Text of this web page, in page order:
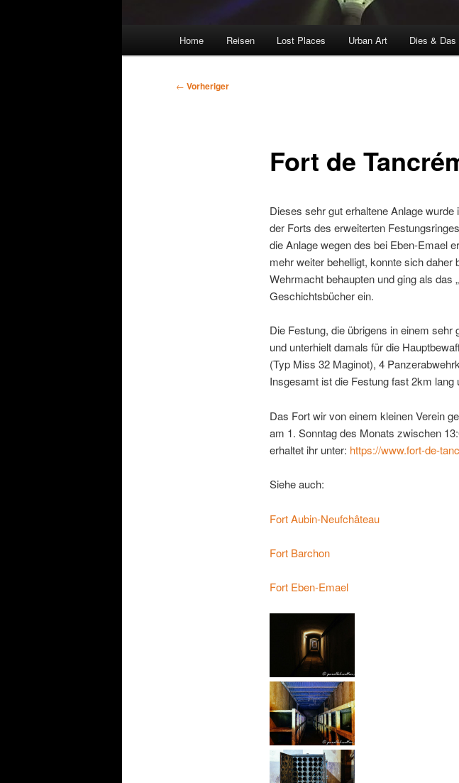
Home Reisen Lost Places Urban Art Dies & Das
Beitragsnavigation
← Vorheriger
Fort de
Dieses sehr gut erhaltene Anlage
der Forts des erweiterten
die Anlage wegen des bei Eben-Emael
mehr weiter behelligt, konnte sich
Wehrmacht behaupten und ging als das
Geschichtsbücher ein.
Die Festung, die übrigens in einem
und unterhielt damals für die
(Typ Miss 32 Maginot), 4
Insgesamt ist die Festung fast 2km lang
Das Fort wir von einem kleinen Verein
am 1. Sonntag des Monats zwischen
erhaltet ihr unter: https://www.fort-de-
Siehe auch:
Fort Aubin-Neufchâteau
Fort Barchon
Fort Eben-Emael